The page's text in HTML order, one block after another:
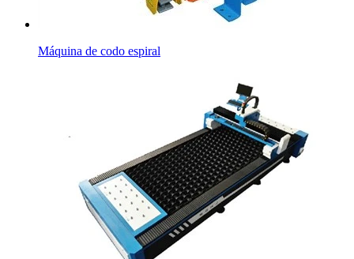
Máquina de codo espiral